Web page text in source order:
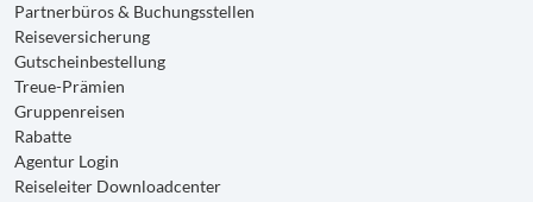
Partnerbüros & Buchungsstellen
Reiseversicherung
Gutscheinbestellung
Treue-Prämien
Gruppenreisen
Rabatte
Agentur Login
Reiseleiter Downloadcenter